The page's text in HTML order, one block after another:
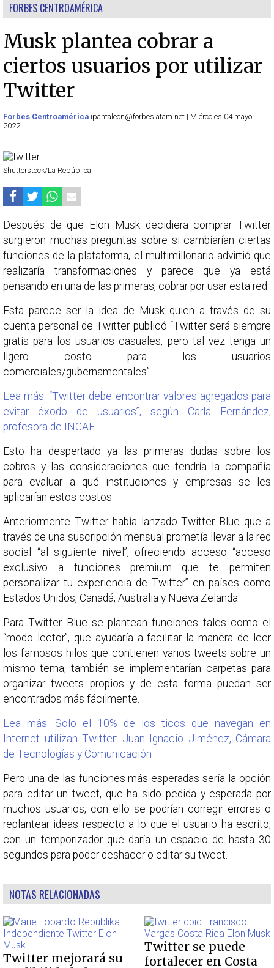
FORBES CENTROAMÉRICA
Musk plantea cobrar a
ciertos usuarios por utilizar
Twitter
Forbes Centroamérica ipantaleon@forbeslatam.net | Miércoles 04 mayo,
2022
Shutterstock/La República
Después de que Elon Musk decidiera comprar Twitter
surgieron muchas preguntas sobre si cambiarían ciertas
funciones de la plataforma, el multimillonario advirtió que
realizaría transformaciones y parece que ya está
pensando en una de las primeras, cobrar por usar esta red.
Esta parece ser la idea de Musk quien a través de su
cuenta personal de Twitter publicó “Twitter será siempre
gratis para los usuarios casuales, pero tal vez tenga un
ligero costo para los usuarios
comerciales/gubernamentales”.
Lea más: “Twitter debe encontrar valores agregados para
evitar éxodo de usuarios”, según Carla Fernández,
profesora de INCAE
Esto ha despertado ya las primeras dudas sobre los
cobros y las consideraciones que tendría la compañía
para evaluar a qué instituciones y empresas se les
aplicarían estos costos.
Anteriormente Twitter había lanzado Twitter Blue que a
través de una suscripción mensual prometía llevar a la red
social “al siguiente nivel”, ofreciendo acceso “acceso
exclusivo a funciones premium que te permiten
personalizar tu experiencia de Twitter” en países como
Estados Unidos, Canadá, Australia y Nueva Zelanda.
Para Twitter Blue se plantean funciones tales como el
“modo lector”, que ayudaría a facilitar la manera de leer
los famosos hilos que contienen varios tweets sobre un
mismo tema, también se implementarían carpetas para
organizar tweets propios y de esta forma puedan ser
encontrados más fácilmente.
Lea más: Solo el 10% de los ticos que navegan en
Internet utilizan Twitter: Juan Ignacio Jiménez, Cámara
de Tecnologías y Comunicación
Pero una de las funciones más esperadas sería la opción
para editar un tweet, que ha sido pedida y esperada por
muchos usuarios, con ello se podrían corregir errores o
replantear ideas respecto a lo que el usuario ha escrito,
con un temporizador que daría un espacio de hasta 30
segundos para poder deshacer o editar su tweet.
NOTAS RELACIONADAS
Twitter mejorará su
Twitter se puede
fortalecer en Costa